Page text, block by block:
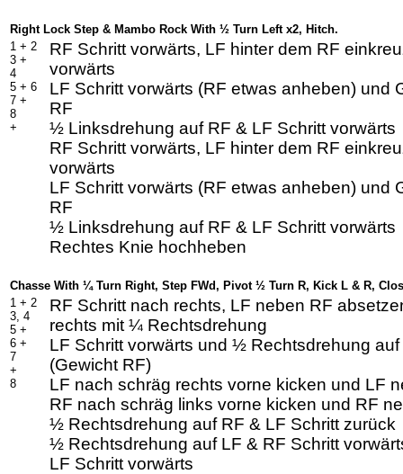
Right Lock Step & Mambo Rock With ½ Turn Left x2, Hitch.
1 + 2
3 +
4
5 + 6
7 +
8
+
RF Schritt vorwärts, LF hinter dem RF
vorwärts
LF Schritt vorwärts (RF etwas anheben) und
RF
½ Linksdrehung auf RF & LF Schritt vorwärts
RF Schritt vorwärts, LF hinter dem RF
vorwärts
LF Schritt vorwärts (RF etwas anheben) und
RF
½ Linksdrehung auf RF & LF Schritt vorwärts
Rechtes Knie hochheben
Chasse With ¼ Turn Right, Step FWd, Pivot ½ Turn R, Kick L & R,
1 + 2
3, 4
5 +
6 +
7
+
8
RF Schritt nach rechts, LF neben RF
rechts mit ¼ Rechtsdrehung
LF Schritt vorwärts und ½ Rechtsdrehung
(Gewicht RF)
LF nach schräg rechts vorne kicken und LF
RF nach schräg links vorne kicken und RF
½ Rechtsdrehung auf RF & LF Schritt zurück
½ Rechtsdrehung auf LF & RF Schritt
LF Schritt vorwärts